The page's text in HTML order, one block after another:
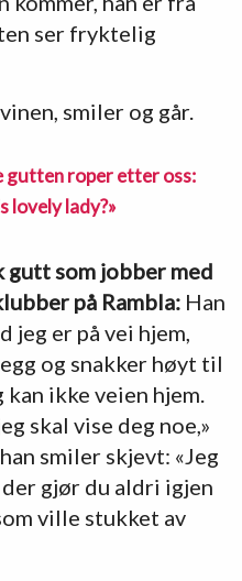
ser fryktelig
smiler og går.
gutten roper etter oss:
lovely lady?»
gutt som jobber med
på Rambla:Han
jeg er på vei hjem,
og snakker høyt til
ikke veien hjem.
skal vise deg noe,»
smiler skjevt: «Jeg
gjør du aldri igjen
ville stukket av